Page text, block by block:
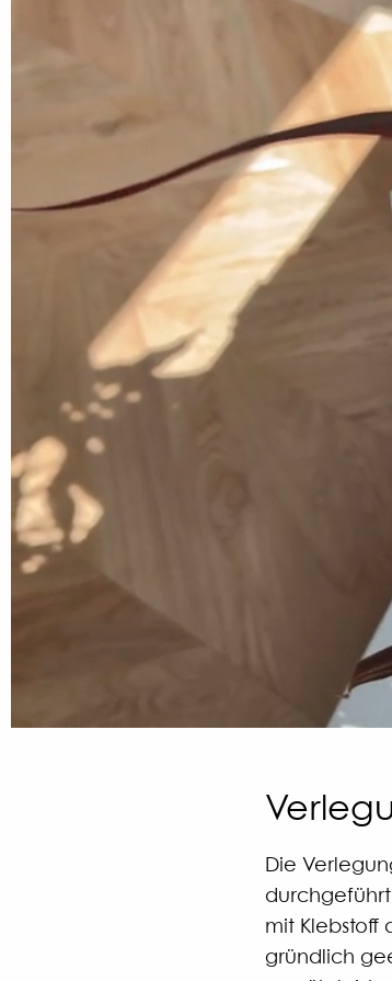
Eiche Ontario
mehr anzeigen
Die
mit Klebstoff
gründlich